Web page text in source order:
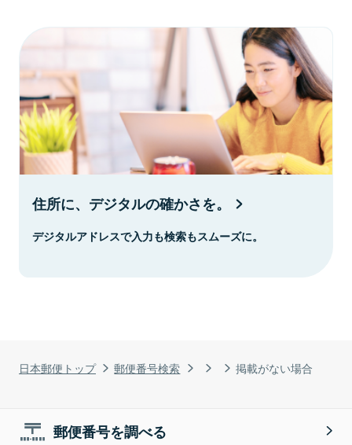
日本郵便トップ 郵便番号検索 掲載がない場合
住所に、デジタルの確かさを。
デジタルアドレスで入力も検索もスムーズに。
郵便番号を調べる